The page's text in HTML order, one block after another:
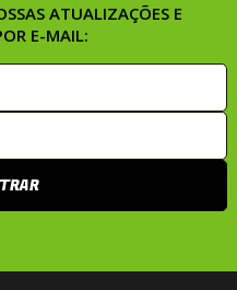
ATUALIZAÇÕES E
E-MAIL: